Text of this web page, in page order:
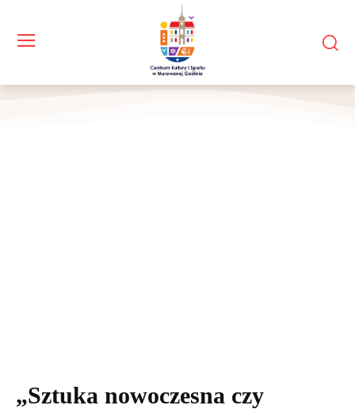
„Sztuka nowoczesna czy